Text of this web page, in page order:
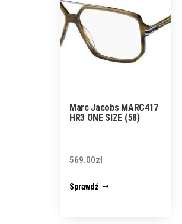
Marc Jacobs MARC417
HR3 ONE SIZE (58)
569.00zł
Sprawdź